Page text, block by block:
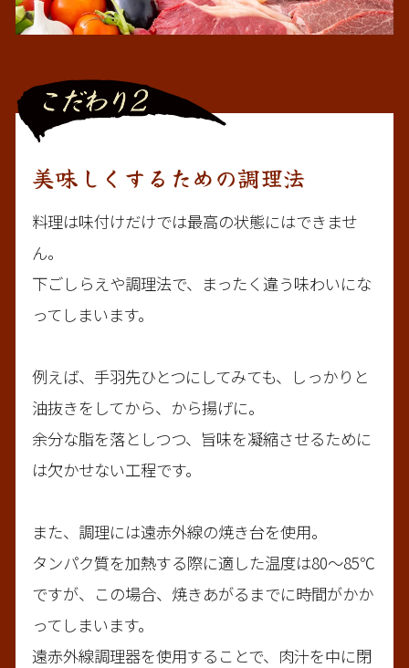
美味しくするための調理法
料理は味付けだけでは最高の状態にはできませ
ん。
下ごしらえや調理法で、まったく違う味わいにな
ってしまいます。
例えば、手羽先ひとつにしてみても、しっかりと
油抜きをしてから、から揚げに。
余分な脂を落としつつ、旨味を凝縮させるために
は欠かせない工程です。
また、調理には遠赤外線の焼き台を使用。
タンパク質を加熱する際に適した温度は80～85℃
ですが、この場合、焼きあがるまでに時間がかか
ってしまいます。
遠赤外線調理器を使用することで、肉汁を中に閉